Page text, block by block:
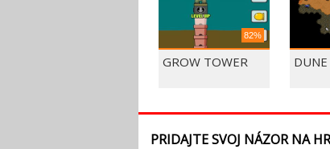
82%
GROW TOWER
PRIDAJTE SVOJ NÁZOR NA